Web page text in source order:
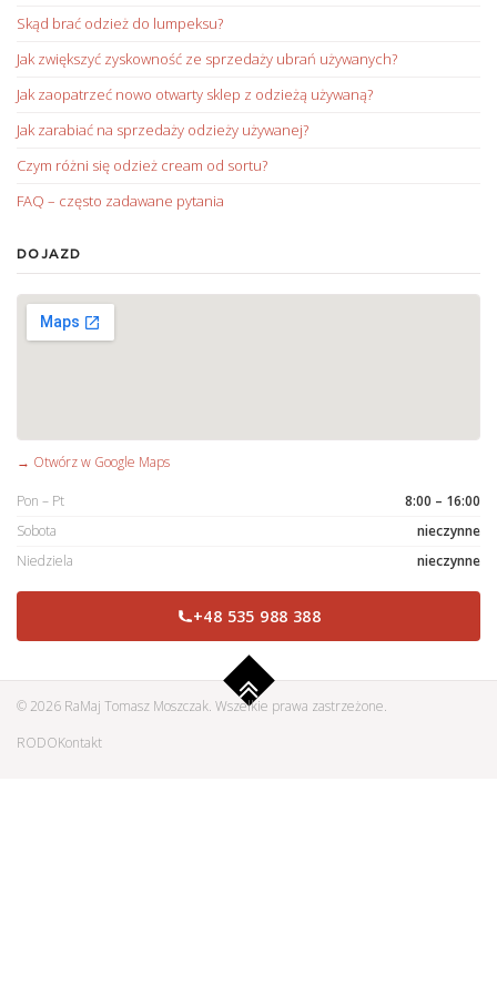
Skąd brać odzież do lumpeksu?
Jak zwiększyć zyskowność ze sprzedaży ubrań używanych?
Jak zaopatrzeć nowo otwarty sklep z odzieżą używaną?
Jak zarabiać na sprzedaży odzieży używanej?
Czym różni się odzież cream od sortu?
FAQ – często zadawane pytania
DOJAZD
→ Otwórz w Google Maps
Pon – Pt
8:00 – 16:00
Sobota
nieczynne
Niedziela
nieczynne
+48 535 988 388
© 2026 RaMaj Tomasz Moszczak. Wszelkie prawa zastrzeżone.
RODOKontakt